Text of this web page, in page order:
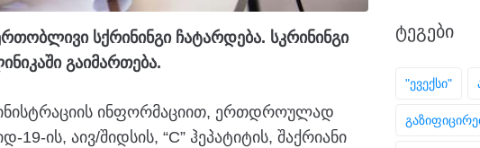
სქრინინგი ჩატარდება. სკრინინგი
გაიმართება.
ინფორმაციით, ერთდროულად
ის, აივ/შიდსის, “C” ჰეპატიტის, შაქრიანი
ᲢᲔᲒᲔᲑᲘ
"ევექსი"